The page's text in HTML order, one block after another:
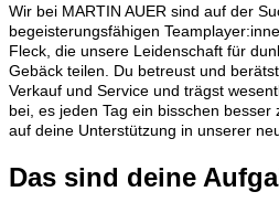
Wir bei MARTIN AUER sind auf der
begeisterungsfähigen
Fleck, die unsere Leidenschaft für
Gebäck teilen. Du betreust und
Verkauf und Service und trägst
bei, es jeden Tag ein bisschen
auf deine Unterstützung in unserer
Das sind deine